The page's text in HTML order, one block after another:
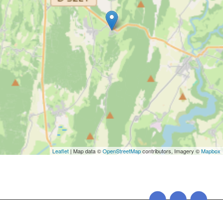
Leaflet | Map data ©OpenStreetMapcontributors, Imagery ©Mapbox